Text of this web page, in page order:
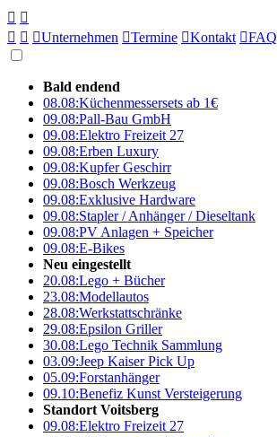
 
  Unternehmen Termine Kontakt FAQ
Bald endend
08.08:Küchenmessersets ab 1€
09.08:Pall-Bau GmbH
09.08:Elektro Freizeit 27
09.08:Erben Luxury
09.08:Kupfer Geschirr
09.08:Bosch Werkzeug
09.08:Exklusive Hardware
09.08:Stapler / Anhänger / Dieseltank
09.08:PV Anlagen + Speicher
09.08:E-Bikes
Neu eingestellt
20.08:Lego + Bücher
23.08:Modellautos
28.08:Werkstattschränke
29.08:Epsilon Griller
30.08:Lego Technik Sammlung
03.09:Jeep Kaiser Pick Up
05.09:Forstanhänger
09.10:Benefiz Kunst Versteigerung
Standort Voitsberg
09.08:Elektro Freizeit 27